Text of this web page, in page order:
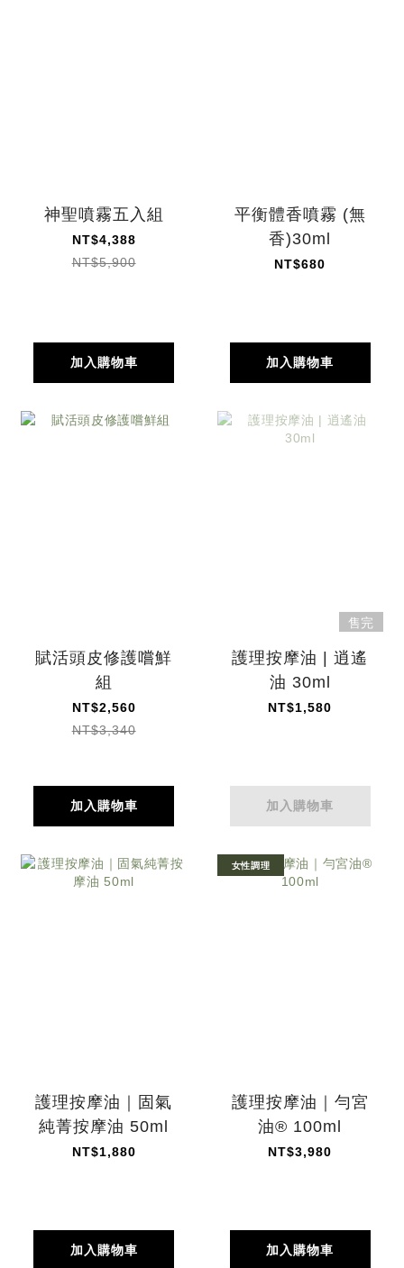
神聖噴霧五入組
NT$4,388
NT$5,900
加入購物車
平衡體香噴霧 (無
香)30ml
NT$680
加入購物車
賦活頭皮修護嚐鮮
組
NT$2,560
NT$3,340
加入購物車
售完
護理按摩油 | 逍遙
油 30ml
NT$1,580
加入購物車
護理按摩油｜固氣
純菁按摩油 50ml
NT$1,880
加入購物車
女性調理
護理按摩油｜勻宮
油® 100ml
NT$3,980
加入購物車